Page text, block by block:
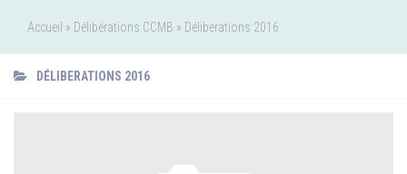
Accueil » Délibérations CCMB » Déliberations 2016
DÉLIBERATIONS 2016